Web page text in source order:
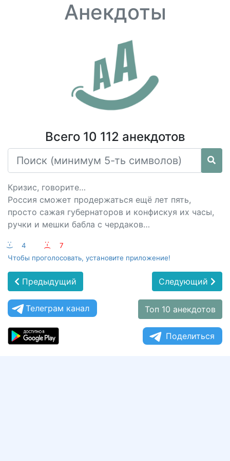
Анекдоты
Всего 10 112 анекдотов
Кризис, говорите…
Россия сможет продержаться ещё лет пять,
просто сажая губернаторов и конфискуя их часы,
ручки и мешки бабла с чердаков…
:-) 4 :-(
7
Чтобы проголосовать, установите приложение!
Предыдущий Следующий
Телеграм канал Топ 10 анекдотов
Поделиться